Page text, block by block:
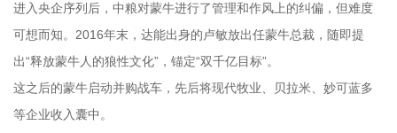
进入央企序列后，中粮对蒙牛进行了管理和作风上的纠偏，但难度
可想而知。2016年末，达能出身的卢敏放出任蒙牛总裁，随即提
出“释放蒙牛人的狼性文化”，锚定“双千亿目标”。
这之后的蒙牛启动并购战车，先后将现代牧业、贝拉米、妙可蓝多
等企业收入囊中。